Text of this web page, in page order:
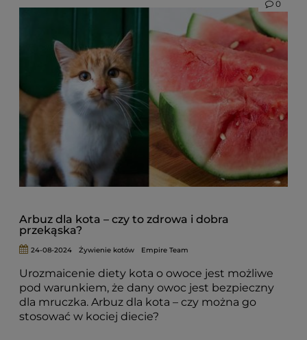
Arbuz dla kota – czy to zdrowa i dobra
przekąska?
0
24-08-2024 Żywienie kotów Empire Team
Urozmaicenie diety kota o owoce jest możliwe
pod warunkiem, że dany owoc jest bezpieczny
dla mruczka. Arbuz dla kota – czy można go
stosować w kociej diecie?